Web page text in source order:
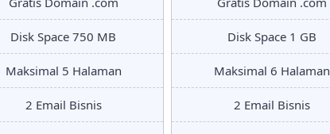
Disk Space 750 MB
Maksimal 5 Halaman
2 Email Bisnis
Disk Space 1 GB
Maksimal 6 Halaman
2 Email Bisnis